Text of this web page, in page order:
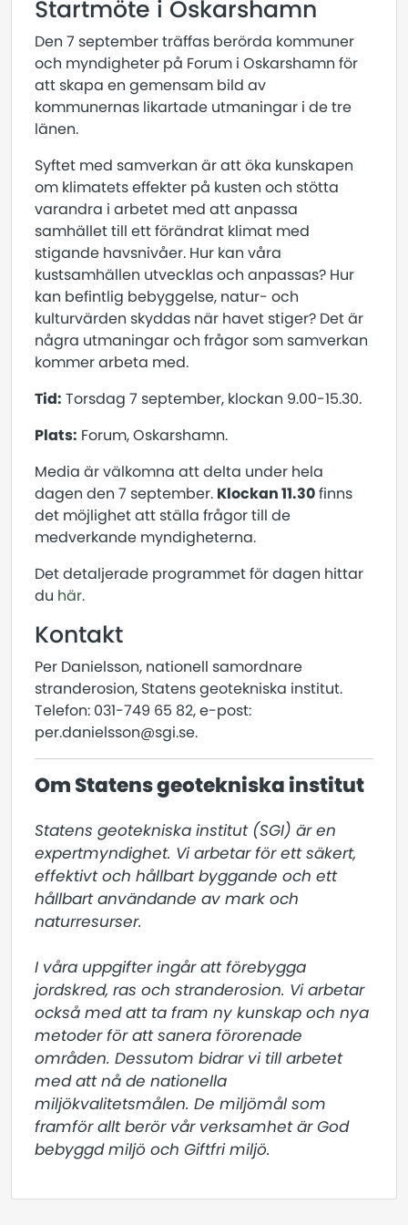
Startmöte i Oskarshamn
Den 7 september träffas berörda kommuner
och myndigheter på Forum i Oskarshamn för
att skapa en gemensam bild av
kommunernas likartade utmaningar i de tre
länen.
Syftet med samverkan är att öka kunskapen
om klimatets effekter på kusten och stötta
varandra i arbetet med att anpassa
samhället till ett förändrat klimat med
stigande havsnivåer. Hur kan våra
kustsamhällen utvecklas och anpassas? Hur
kan befintlig bebyggelse, natur- och
kulturvärden skyddas när havet stiger? Det är
några utmaningar och frågor som samverkan
kommer arbeta med.
Tid: Torsdag 7 september, klockan 9.00-15.30.
Plats: Forum, Oskarshamn.
Media är välkomna att delta under hela
dagen den 7 september. Klockan 11.30finns
det möjlighet att ställa frågor till de
medverkande myndigheterna.
Det detaljerade programmet för dagen hittar
du här.
Kontakt
Per Danielsson, nationell samordnare
stranderosion, Statens geotekniska institut.
Telefon: 031-749 65 82, e-post:
per.danielsson@sgi.se.
Om Statens geotekniska institut
Statens geotekniska institut (SGI) är en
expertmyndighet. Vi arbetar för ett säkert,
effektivt och hållbart byggande och ett
hållbart användande av mark och
naturresurser.
I våra uppgifter ingår att förebygga
jordskred, ras och stranderosion. Vi arbetar
också med att ta fram ny kunskap och nya
metoder för att sanera förorenade
områden. Dessutom bidrar vi till arbetet
med att nå de nationella
miljökvalitetsmålen. De miljömål som
framför allt berör vår verksamhet är God
bebyggd miljö och Giftfri miljö.